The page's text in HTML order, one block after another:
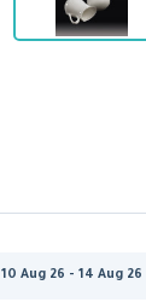
10 Aug 26 - 14 Aug 26